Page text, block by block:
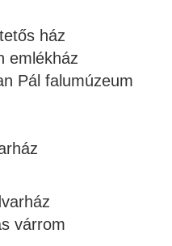
ház
emlékház
Pál falumúzeum
várrom